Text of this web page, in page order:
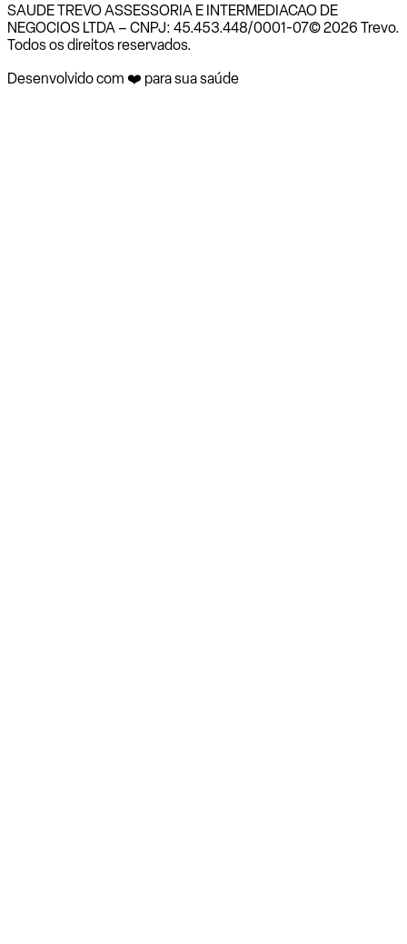
SAUDE TREVO ASSESSORIA E INTERMEDIACAO DE
NEGOCIOS LTDA – CNPJ: 45.453.448/0001-07© 2026 Trevo.
Todos os direitos reservados.
Desenvolvido com ❤️ para sua saúde